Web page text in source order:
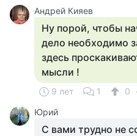
Андрей Кияев
Ну порой, чтобы
дело необходимо
здесь
мысли !
9 лет 1
0
Юрий
С вами трудно не